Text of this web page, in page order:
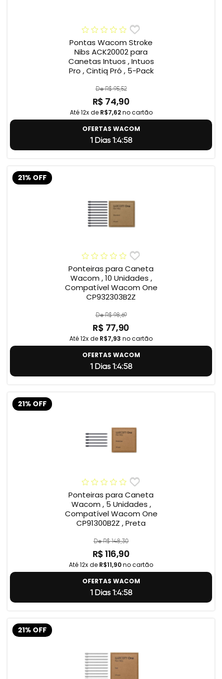
Pontas Wacom Stroke
Nibs ACK20002 para
Canetas Intuos , Intuos
Pro , Cintiq Pró , 5-Pack
De R$ 95,52
R$ 74,90
Até 12x de R$7,62no cartão
OFERTAS WACOM
1 Dias 1:4:57
21% OFF
Ponteiras para Caneta
Wacom , 10 Unidades ,
Compatível Wacom One
CP932303B2Z
De R$ 98,69
R$ 77,90
Até 12x de R$7,93 no cartão
OFERTAS WACOM
1 Dias 1:4:57
21% OFF
Ponteiras para Caneta
Wacom , 5 Unidades ,
Compatível Wacom One
CP91300B2Z , Preta
De R$ 148,30
R$ 116,90
Até 12x de R$11,90no cartão
OFERTAS WACOM
1 Dias 1:4:57
21% OFF